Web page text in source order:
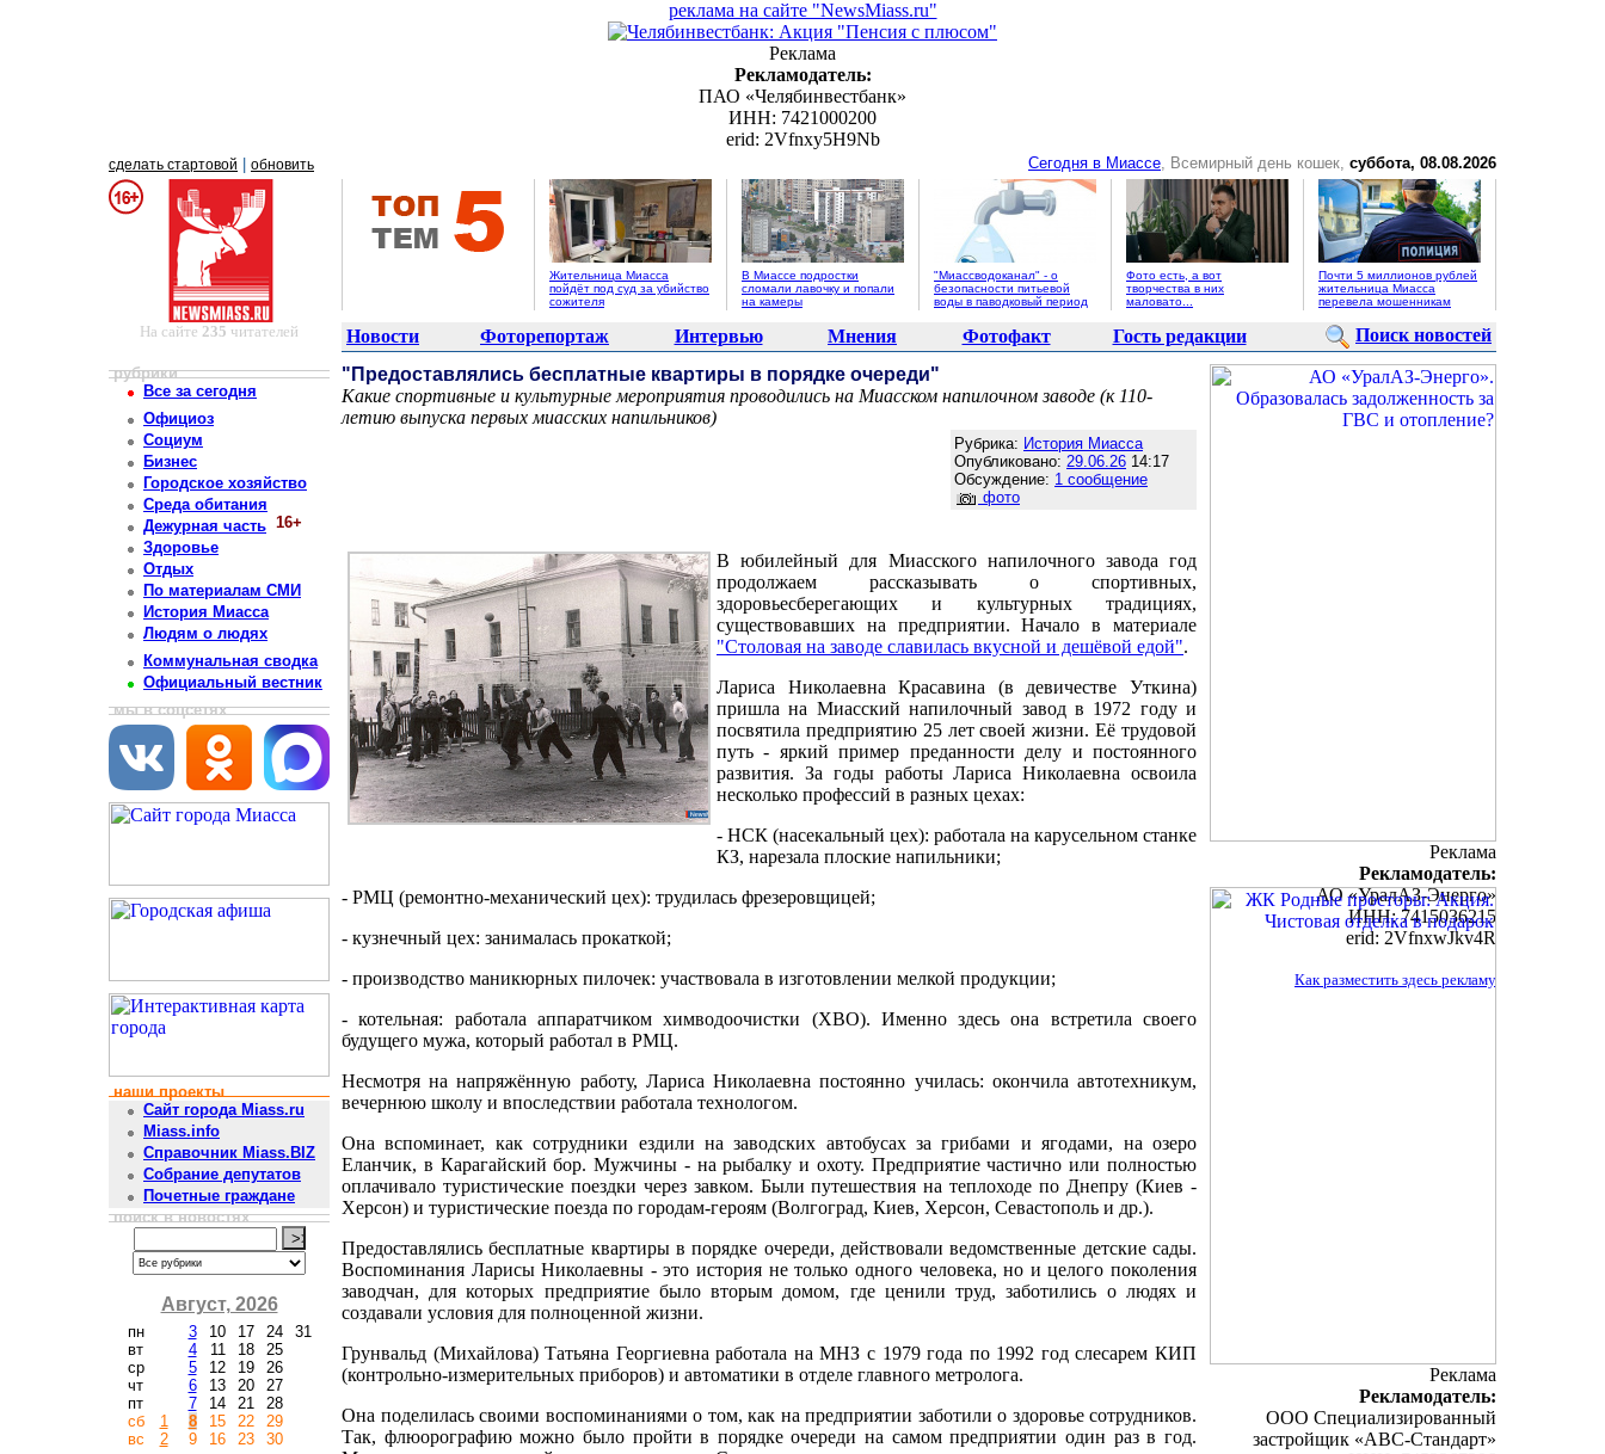
реклама на сайте "NewsMiass.ru"
Реклама
Рекламодатель:
ПАО «Челябинвестбанк»
ИНН: 7421000200
erid: 2Vfnxy5H9Nb
сделать стартовой обновить Сегодня в Миассе, Всемирный день кошек, суббота, 08.08.2026
Жительница Миасса
пойдёт под суд за убийство
сожителя
В Миассе подростки
сломали лавочку и попали
на камеры
"Миассводоканал" - о
безопасности питьевой
воды в паводковый период
Фото есть, а вот
творчества в них
маловато...
Почти 5 миллионов рублей
жительница Миасса
перевела мошенникам
На сайте 235 читателей Новости Фоторепортаж Интервью Мнения Фотофакт Гость редакции Поиск новостей
рубрики
Все за сегодня
Официоз
Социум
Бизнес
Городское хозяйство
Среда обитания
Дежурная часть 16+
Здоровье
Отдых
По материалам СМИ
История Миасса
Людям о людях
Коммунальная сводка
Официальный вестник
мы в соцсетях
наши проекты
Сайт города Miass.ru
Miass.info
Справочник Miass.BIZ
Собрание депутатов
Почетные граждане
поиск в новостях
Август, 2026
пн
вт
ср
чт
пт
сб
вс
1
2
3
4
5
6
7
8
9
10
11
12
13
14
15
16
17
18
19
20
21
22
23
24
25
26
27
28
29
30
31
"Предоставлялись бесплатные квартиры в порядке очереди"
Какие спортивные и культурные мероприятия проводились на Миасском напилочном заводе (к 110-
летию выпуска первых миасских напильников)
Рубрика: История Миасса
Опубликовано: 29.06.26 14:17
Обсуждение: 1 сообщение
фото
В юбилейный для Миасского напилочного завода год
продолжаем рассказывать о спортивных,
здоровьесберегающих и культурных традициях,
существовавших на предприятии. Начало в материале
"Столовая на заводе славилась вкусной и дешёвой едой".
Лариса Николаевна Красавина (в девичестве Уткина)
пришла на Миасский напилочный завод в 1972 году и
посвятила предприятию 25 лет своей жизни. Её трудовой
путь - яркий пример преданности делу и постоянного
развития. За годы работы Лариса Николаевна освоила
несколько профессий в разных цехах:
- НСК (насекальный цех): работала на карусельном станке
КЗ, нарезала плоские напильники;
- РМЦ (ремонтно-механический цех): трудилась фрезеровщицей;
- кузнечный цех: занималась прокаткой;
- производство маникюрных пилочек: участвовала в изготовлении мелкой продукции;
- котельная: работала аппаратчиком химводоочистки (ХВО). Именно здесь она встретила своего
будущего мужа, который работал в РМЦ.
Несмотря на напряжённую работу, Лариса Николаевна постоянно училась: окончила автотехникум,
вечернюю школу и впоследствии работала технологом.
Она вспоминает, как сотрудники ездили на заводских автобусах за грибами и ягодами, на озеро
Еланчик, в Карагайский бор. Мужчины - на рыбалку и охоту. Предприятие частично или полностью
оплачивало туристические поездки через завком. Были путешествия на теплоходе по Днепру (Киев -
Херсон) и туристические поезда по городам-героям (Волгоград, Киев, Херсон, Севастополь и др.).
Предоставлялись бесплатные квартиры в порядке очереди, действовали ведомственные детские сады.
Воспоминания Ларисы Николаевны - это история не только одного человека, но и целого поколения
заводчан, для которых предприятие было вторым домом, где ценили труд, заботились о людях и
создавали условия для полноценной жизни.
Грунвальд (Михайлова) Татьяна Георгиевна работала на МНЗ с 1979 года по 1992 год слесарем КИП
(контрольно-измерительных приборов) и автоматики в отделе главного метролога.
Она поделилась своими воспоминаниями о том, как на предприятии заботили о здоровье сотрудников.
Так, флюорографию можно было пройти в порядке очереди на самом предприятии один раз в год.
Реклама
Рекламодатель:
АО «УралАЗ-Энерго»
ИНН: 7415036215
erid: 2VfnxwJkv4R
Как разместить здесь рекламу
Реклама
Рекламодатель:
ООО Специализированный
застройщик «АВС-Стандарт»